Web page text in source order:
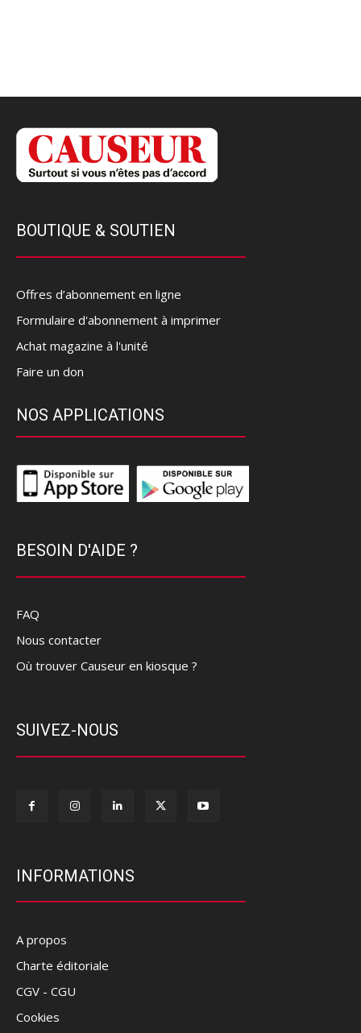
BOUTIQUE & SOUTIEN
Offres d’abonnement en ligne
Formulaire d'abonnement à imprimer
Achat magazine à l'unité
Faire un don
NOS APPLICATIONS
BESOIN D'AIDE ?
FAQ
Nous contacter
Où trouver Causeur en kiosque ?
SUIVEZ-NOUS
INFORMATIONS
A propos
Charte éditoriale
CGV - CGU
Cookies